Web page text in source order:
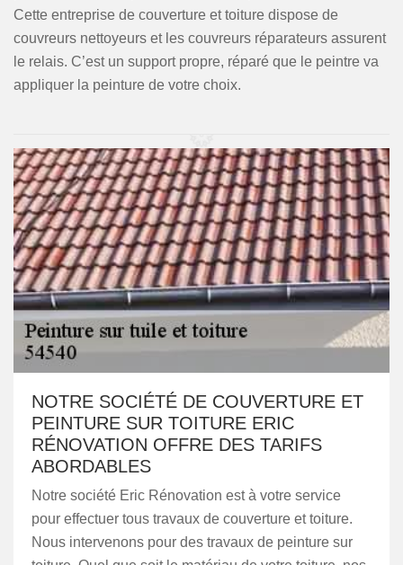
Cette entreprise de couverture et toiture dispose de
couvreurs nettoyeurs et les couvreurs réparateurs assurent
le relais. C’est un support propre, réparé que le peintre va
appliquer la peinture de votre choix.
NOTRE SOCIÉTÉ DE COUVERTURE ET
PEINTURE SUR TOITURE ERIC
RÉNOVATION OFFRE DES TARIFS
ABORDABLES
Notre société Eric Rénovation est à votre service
pour effectuer tous travaux de couverture et toiture.
Nous intervenons pour des travaux de peinture sur